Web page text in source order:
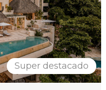
Super destacado